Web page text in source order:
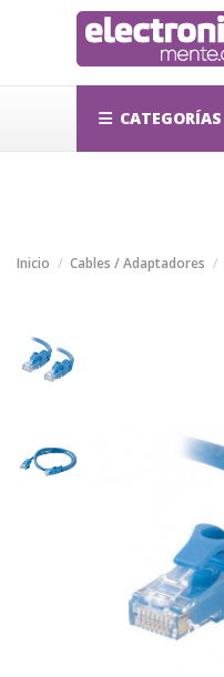
CATEGORÍAS
Inicio Cables / Adaptadores